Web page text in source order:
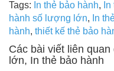
Tags: In thẻ bảo hành,
hành số lượng lớn, In
hành, thiết kế thẻ bảo
Các bài viết liên
lớn, In thẻ bảo hành